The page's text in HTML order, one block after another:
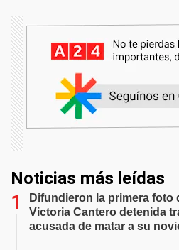
Noticias más leídas
Difundieron la primera foto
Victoria Cantero detenida
acusada de matar a su